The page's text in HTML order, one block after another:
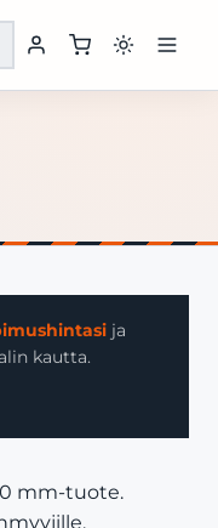
ja
kautta.
mm-tuote.